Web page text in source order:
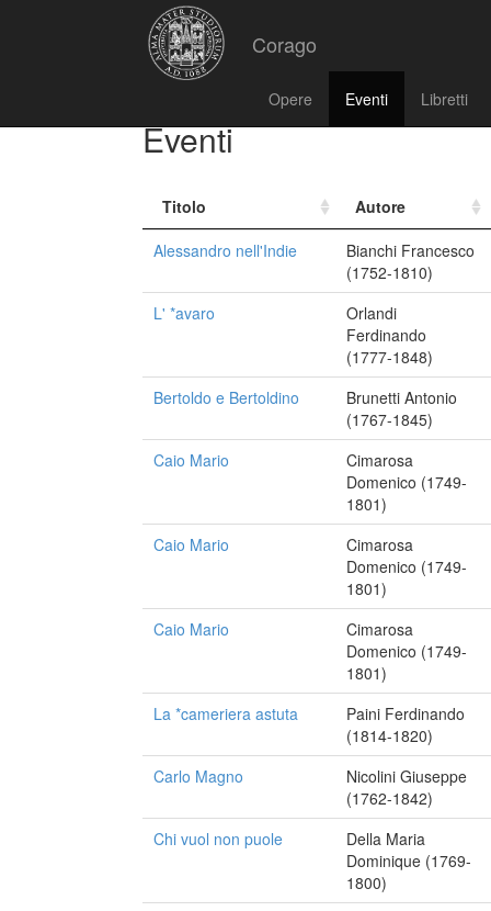
Corago
Opere Eventi Libretti
Eventi
Titolo
Autore
Alessandro nell'Indie
Bianchi Francesco
(1752-1810)
L' *avaro
Orlandi
Ferdinando
(1777-1848)
Bertoldo e Bertoldino
Brunetti Antonio
(1767-1845)
Caio Mario
Cimarosa
Domenico (1749-
1801)
Caio Mario
Cimarosa
Domenico (1749-
1801)
Caio Mario
Cimarosa
Domenico (1749-
1801)
La *cameriera astuta
Paini Ferdinando
(1814-1820)
Carlo Magno
Nicolini Giuseppe
(1762-1842)
Chi vuol non puole
Della Maria
Dominique (1769-
1800)